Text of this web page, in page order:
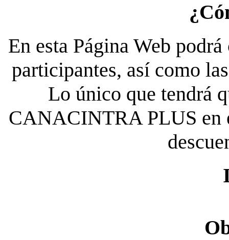
En esta Página Web
participantes, así como
Lo único que tendrá
CANACINTRA PLUS en